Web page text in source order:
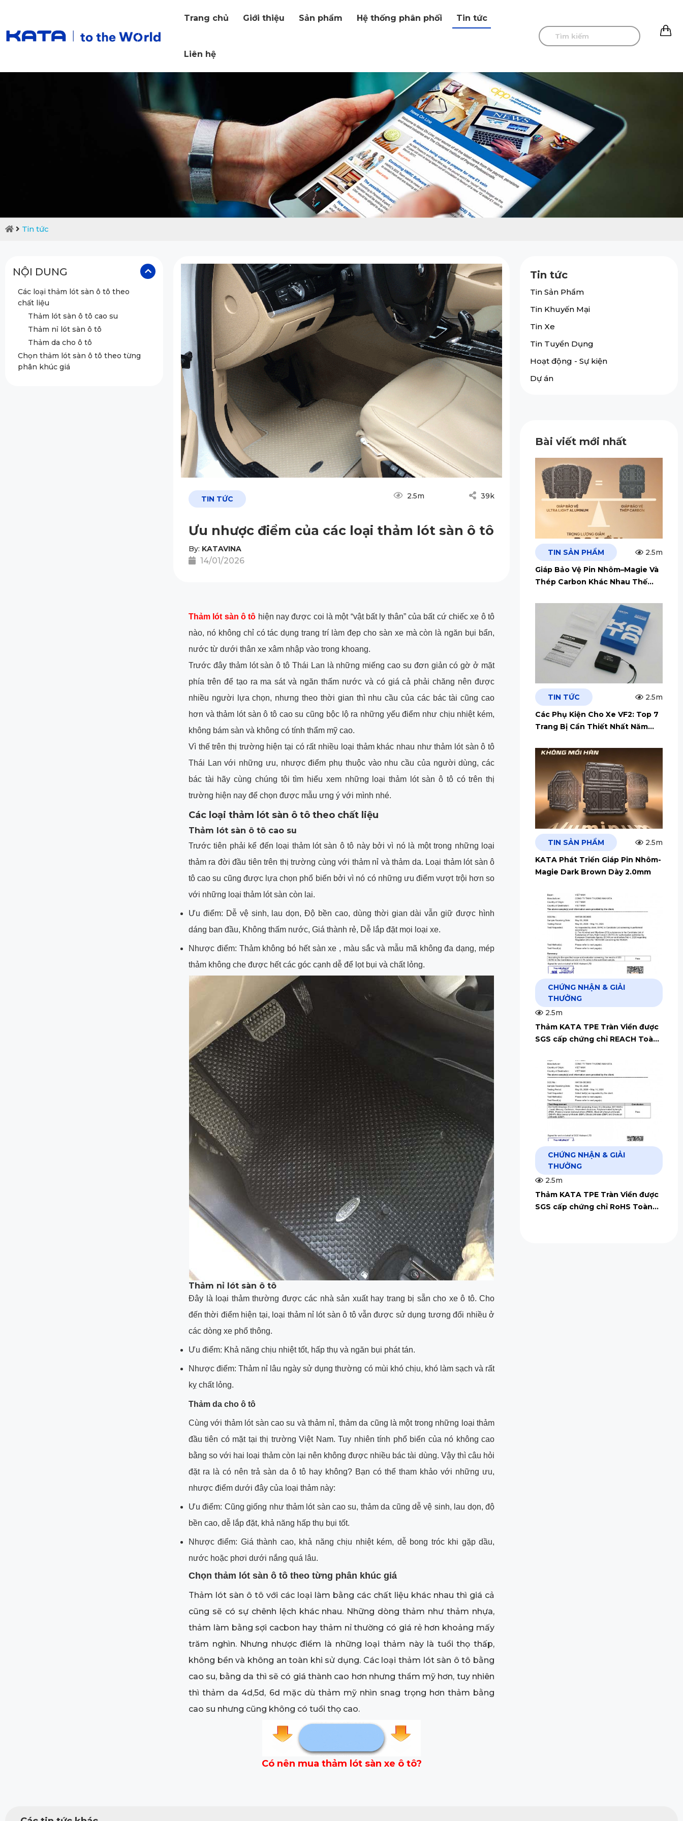
Trang chủ Giới thiệu Sản phẩm Hệ thống phân phối Tin tức
Liên hệ
Tin tức
NỘI DUNG
Các loại thảm lót sàn ô tô theo
chất liệu
Thảm lót sàn ô tô cao su
Thảm nỉ lót sàn ô tô
Thảm da cho ô tô
Chọn thảm lót sàn ô tô theo từng
phân khúc giá
TIN TỨC 2.5m 39k
Ưu nhược điểm của các loại thảm lót sàn ô tô
By: KATAVINA
14/01/2026
Thảm lót sàn ô tô hiện nay được coi là một “vật bất ly thân” của bất cứ chiếc xe ô tô
nào, nó không chỉ có tác dụng trang trí làm đẹp cho sàn xe mà còn là ngăn bụi bẩn,
nước từ dưới thân xe xâm nhập vào trong khoang.
Trước đây thảm lót sàn ô tô Thái Lan là những miếng cao su đơn giản có gờ ở mặt
phía trên để tạo ra ma sát và ngăn thấm nước và có giá cả phải chăng nên được
nhiều người lựa chọn, nhưng theo thời gian thì nhu cầu của các bác tài cũng cao
hơn và thảm lót sàn ô tô cao su cũng bộc lộ ra những yếu điểm như chịu nhiệt kém,
không bám sàn và không có tính thẩm mỹ cao.
Vì thế trên thị trường hiện tại có rất nhiều loại thảm khác nhau như thảm lót sàn ô tô
Thái Lan với những ưu, nhược điểm phụ thuộc vào nhu cầu của người dùng, các
bác tài hãy cùng chúng tôi tìm hiểu xem những loại thảm lót sàn ô tô có trên thị
trường hiện nay để chọn được mẫu ưng ý với mình nhé.
Các loại thảm lót sàn ô tô theo chất liệu
Thảm lót sàn ô tô cao su
Trước tiên phải kể đến loại thảm lót sàn ô tô này bởi vì nó là một trong những loại
thảm ra đời đầu tiên trên thị trường cùng với thảm nỉ và thảm da. Loại thảm lót sàn ô
tô cao su cũng được lựa chọn phổ biến bởi vì nó có những ưu điểm vượt trội hơn so
với những loại thảm lót sàn còn lai.
Ưu điểm: Dễ vệ sinh, lau dọn, Độ bền cao, dùng thời gian dài vẫn giữ được hình
dáng ban đầu, Không thấm nước, Giá thành rẻ, Dễ lắp đặt mọi loại xe.
Nhược điểm: Thảm không bó hết sàn xe , màu sắc và mẫu mã không đa dạng, mép
thảm không che được hết các góc cạnh dễ để lọt bụi và chất lỏng.
Thảm nỉ lót sàn ô tô
Đây là loại thảm thường được các nhà sản xuất hay trang bị sẵn cho xe ô tô. Cho
đến thời điểm hiện tại, loại thảm nỉ lót sàn ô tô vẫn được sử dụng tương đối nhiều ở
các dòng xe phổ thông.
Ưu điểm: Khả năng chịu nhiệt tốt, hấp thụ và ngăn bụi phát tán.
Nhược điểm: Thảm nỉ lâu ngày sử dụng thường có mùi khó chịu, khó làm sạch và rất
kỵ chất lỏng.
Thảm da cho ô tô
Cùng với thảm lót sàn cao su và thảm nỉ, thảm da cũng là một trong những loại thảm
đầu tiên có mặt tại thị trường Việt Nam. Tuy nhiên tính phổ biến của nó không cao
bằng so với hai loại thảm còn lại nên không được nhiều bác tài dùng. Vậy thì câu hỏi
đặt ra là có nên trả sàn da ô tô hay không? Bạn có thể tham khảo với những ưu,
nhược điểm dưới đây của loại thảm này:
Ưu điểm: Cũng giống như thảm lót sàn cao su, thảm da cũng dễ vệ sinh, lau dọn, độ
bền cao, dễ lắp đặt, khả năng hấp thụ bụi tốt.
Nhược điểm: Giá thành cao, khả năng chịu nhiệt kém, dễ bong tróc khi gặp dầu,
nước hoặc phơi dưới nắng quá lâu.
Chọn thảm lót sàn ô tô theo từng phân khúc giá
Thảm lót sàn ô tô với các loại làm bằng các chất liệu khác nhau thì giá cả
cũng sẽ có sự chênh lệch khác nhau. Những dòng thảm như thảm nhựa,
thảm làm bằng sợi cacbon hay thảm nỉ thường có giá rẻ hơn khoảng mấy
trăm nghìn. Nhưng nhược điểm là những loại thảm này là tuổi thọ thấp,
không bền và không an toàn khi sử dụng. Các loại thảm lót sàn ô tô bằng
cao su, bằng da thì sẽ có giá thành cao hơn nhưng thẩm mỹ hơn, tuy nhiên
thì thảm da 4d,5d, 6d mặc dù thảm mỹ nhìn snag trọng hơn thảm bằng
cao su nhưng cũng không có tuổi thọ cao.
Có nên mua thảm lót sàn xe ô tô?
Tin tức
Tin Sản Phẩm
Tin Khuyến Mại
Tin Xe
Tin Tuyển Dụng
Hoạt động - Sự kiện
Dự án
Bài viết mới nhất
TIN SẢN PHẨM
2.5m
Giáp Bảo Vệ Pin Nhôm–Magie Và
Thép Carbon Khác Nhau Thế
TIN TỨC
2.5m
Các Phụ Kiện Cho Xe VF2: Top 7
Trang Bị Cần Thiết Nhất Năm
TIN SẢN PHẨM
2.5m
KATA Phát Triển Giáp Pin Nhôm-
Magie Dark Brown Dày 2.0mm
CHỨNG NHẬN & GIẢI
THƯỞNG
2.5m
Thảm KATA TPE Tràn Viền được
SGS cấp chứng chỉ REACH Toàn
CHỨNG NHẬN & GIẢI
THƯỞNG
2.5m
Thảm KATA TPE Tràn Viền được
SGS cấp chứng chỉ RoHS Toàn